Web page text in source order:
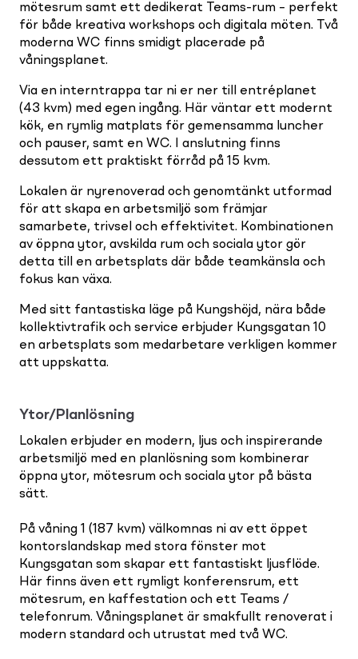
mötesrum samt ett dedikerat Teams-rum – perfekt
för både kreativa workshops och digitala möten. Två
moderna WC finns smidigt placerade på
våningsplanet.
Via en interntrappa tar ni er ner till entréplanet
(43 kvm) med egen ingång. Här väntar ett modernt
kök, en rymlig matplats för gemensamma luncher
och pauser, samt en WC. I anslutning finns
dessutom ett praktiskt förråd på 15 kvm.
Lokalen är nyrenoverad och genomtänkt utformad
för att skapa en arbetsmiljö som främjar
samarbete, trivsel och effektivitet. Kombinationen
av öppna ytor, avskilda rum och sociala ytor gör
detta till en arbetsplats där både teamkänsla och
fokus kan växa.
Med sitt fantastiska läge på Kungshöjd, nära både
kollektivtrafik och service erbjuder Kungsgatan 10
en arbetsplats som medarbetare verkligen kommer
att uppskatta.
Ytor/Planlösning
Lokalen erbjuder en modern, ljus och inspirerande
arbetsmiljö med en planlösning som kombinerar
öppna ytor, mötesrum och sociala ytor på bästa
sätt.
På våning 1 (187 kvm) välkomnas ni av ett öppet
kontorslandskap med stora fönster mot
Kungsgatan som skapar ett fantastiskt ljusflöde.
Här finns även ett rymligt konferensrum, ett
mötesrum, en kaffestation och ett Teams /
telefonrum. Våningsplanet är smakfullt renoverat i
modern standard och utrustat med två WC.